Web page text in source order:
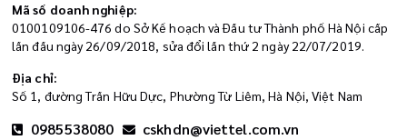
Mã số doanh nghiệp:
0100109106-476 do Sở Kế hoạch và Đầu tư Thành phố Hà Nội cấp
lần đầu ngày 26/09/2018, sửa đổi lần thứ 2 ngày 22/07/2019.
Địa chỉ:
Số 1, đường Trần Hữu Dực, Phường Từ Liêm, Hà Nội, Việt Nam
0985538080 cskhdn@viettel.com.vn